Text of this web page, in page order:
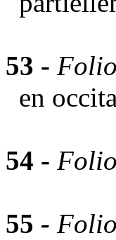
53 -
en
54 -
55 -